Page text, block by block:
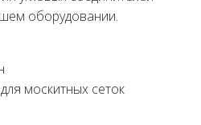
оборудовании.
москитных сеток